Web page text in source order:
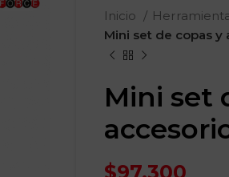
Inicio
Mini set de copas y
Mini set
$97.300